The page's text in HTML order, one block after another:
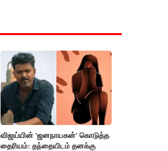
விஜய்யின் 'ஜனநாயகன்' கொடுத்த
தைரியம்: தந்தையிடம் தனக்கு